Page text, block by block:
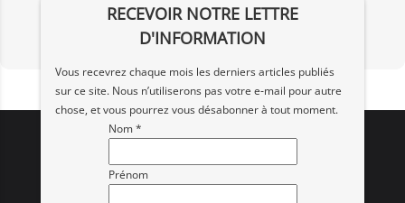
RECEVOIR NOTRE LETTRE
D'INFORMATION
Vous recevrez chaque mois les derniers articles publiés
sur ce site. Nous n’utiliserons pas votre e‑mail pour autre
chose, et vous pourrez vous désabonner à tout moment.
Nom *
Prénom